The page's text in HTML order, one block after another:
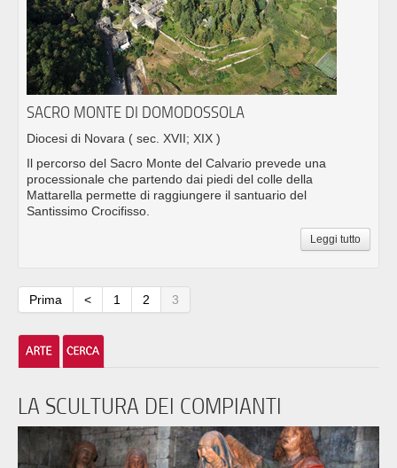
SACRO MONTE DI DOMODOSSOLA
Diocesi di Novara ( sec. XVII; XIX )
Il percorso del Sacro Monte del Calvario prevede una
processionale che partendo dai piedi del colle della
Mattarella permette di raggiungere il santuario del
Santissimo Crocifisso.
Leggi tutto
Prima < 1 2 3
LA SCULTURA DEI COMPIANTI